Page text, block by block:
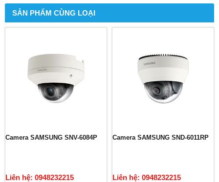
SẢN PHẨM CÙNG LOẠI
Camera SAMSUNG SNV-6084P
Liên hệ: 0948232215
Camera SAMSUNG SND-6011RP
Liên hệ: 0948232215